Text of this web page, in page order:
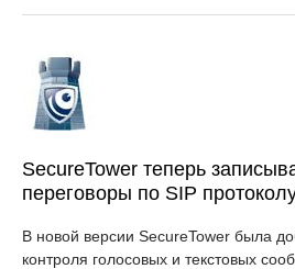
SecureTower теперь
переговоры по SIP
В новой версии SecureTower была
контроля голосовых и текстовых